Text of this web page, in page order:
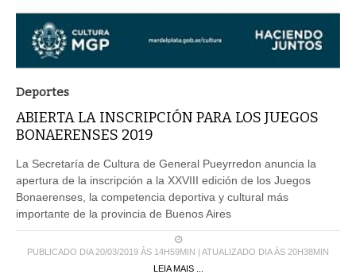
Deportes
ABIERTA LA INSCRIPCIÓN PARA LOS JUEGOS
BONAERENSES 2019
La Secretaría de Cultura de General Pueyrredon anuncia la
apertura de la inscripción a la XXVIII edición de los Juegos
Bonaerenses, la competencia deportiva y cultural más
importante de la provincia de Buenos Aires
PUBLICADO DIA 20/03/2019 ÀS 14H59MIN | ATUALIZADO DIA ÀS 20H38MIN
LEIA MAIS ...